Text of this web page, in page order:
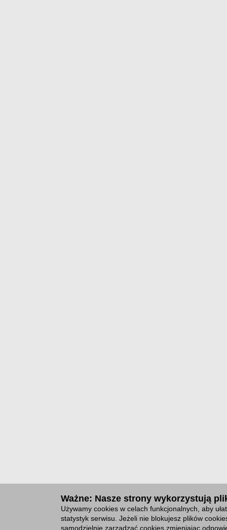
Ważne: Nasze strony wykorzystują
Używamy cookies w celach funkcjonalnych, aby
statystyk serwisu. Jeżeli nie blokujesz plików
samodzielnie zarządzać cookies zmieniając